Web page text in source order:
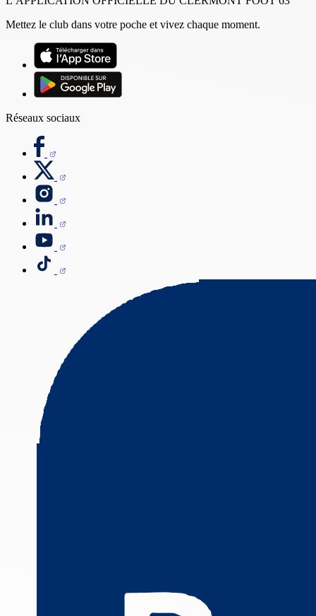
Mettez le club dans votre poche et vivez chaque moment.
Réseaux sociaux